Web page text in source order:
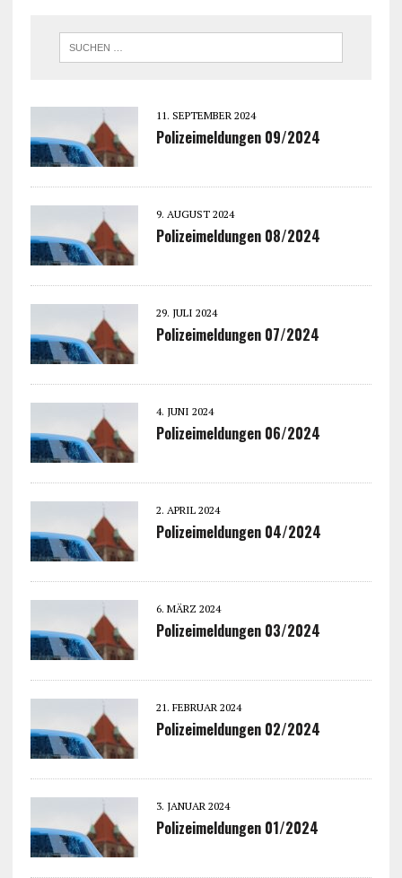
11. SEPTEMBER 2024
Polizeimeldungen 09/2024
9. AUGUST 2024
Polizeimeldungen 08/2024
29. JULI 2024
Polizeimeldungen 07/2024
4. JUNI 2024
Polizeimeldungen 06/2024
2. APRIL 2024
Polizeimeldungen 04/2024
6. MÄRZ 2024
Polizeimeldungen 03/2024
21. FEBRUAR 2024
Polizeimeldungen 02/2024
3. JANUAR 2024
Polizeimeldungen 01/2024